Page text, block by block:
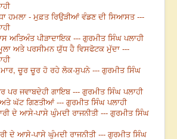
ਹਮਲਾ - ਮੁਫ਼ਤ ਰਿਉੜੀਆਂ ਵੰਡਣ ਦੀ ਸਿਆਸਤ ---
ਅਤਿਅੰਤ ਪੀੜਾਦਾਇਕ --- ਗੁਰਮੀਤ ਸਿੰਘ ਪਲਾਹੀ
ਅਤੇ ਪਰਸੀਮਨ ਯੁੱਧ ਹੈ ਵਿਸਫੋਟਕ ਮੁੱਦਾ ---
ਚੂਰ ਚੂਰ ਹੋ ਰਹੇ ਲੋਕ-ਸੁਪਨੇ --- ਗੁਰਮੀਤ ਸਿੰਘ
ਪਰ ਜਵਾਬਦੇਹੀ ਗਾਇਬ --- ਗੁਰਮੀਤ ਸਿੰਘ ਪਲਾਹੀ
ਘੱਟ ਗਿਣਤੀਆਂ --- ਗੁਰਮੀਤ ਸਿੰਘ ਪਲਾਹੀ
ਦੇ ਆਸੇ-ਪਾਸੇ ਘੁੰਮਦੀ ਰਾਜਨੀਤੀ --- ਗੁਰਮੀਤ ਸਿੰਘ
ਦੇ ਆਸੇ-ਪਾਸੇ ਘੁੰਮਦੀ ਰਾਜਨੀਤੀ --- ਗੁਰਮੀਤ ਸਿੰਘ